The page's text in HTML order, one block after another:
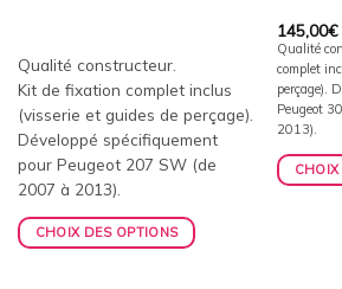
Qualité constructeur.
Kit de fixation complet inclus
(visserie et guides de perçage).
Développé spécifiquement
pour Peugeot 207 SW (de
2007 à 2013).
CHOIX DES OPTIONS
145,00€
Qualité
complet
perçage).
Peugeot
2013).